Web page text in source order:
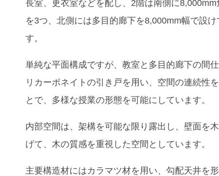
長室、更衣室などを配し、2階は南側に
を3つ、北側には多目的廊下を8,000mm幅で設
す。
単純な平面構成ですが、教室と多目的廊下の間
リカーボネイトの引き戸を用い、空間の連続性
とで、多様な授業の形態を可能にしています。
内部空間は、架構を可能な限り露出し、壁面を
げて、木の質感を重視した空間としています。
主要構造材にはカラマツ材を用い、勾配天井を